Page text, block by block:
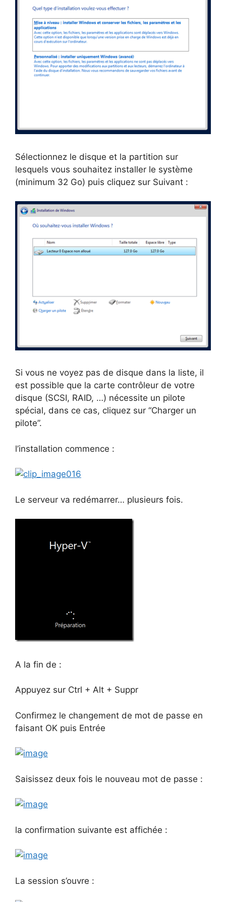
Sélectionnez le disque et la partition sur
lesquels vous souhaitez installer le système
(minimum 32 Go) puis cliquez sur Suivant :
Si vous ne voyez pas de disque dans la liste, il
est possible que la carte contrôleur de votre
disque (SCSI, RAID, …) nécessite un pilote
spécial, dans ce cas, cliquez sur “Charger un
pilote”.
l’installation commence :
Le serveur va redémarrer… plusieurs fois.
A la fin de :
Appuyez sur Ctrl + Alt + Suppr
Confirmez le changement de mot de passe en
faisant OK puis Entrée
Saisissez deux fois le nouveau mot de passe :
la confirmation suivante est affichée :
La session s’ouvre :